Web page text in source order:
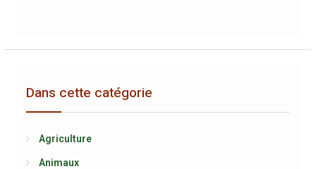
Dans cette catégorie
Agriculture
Animaux